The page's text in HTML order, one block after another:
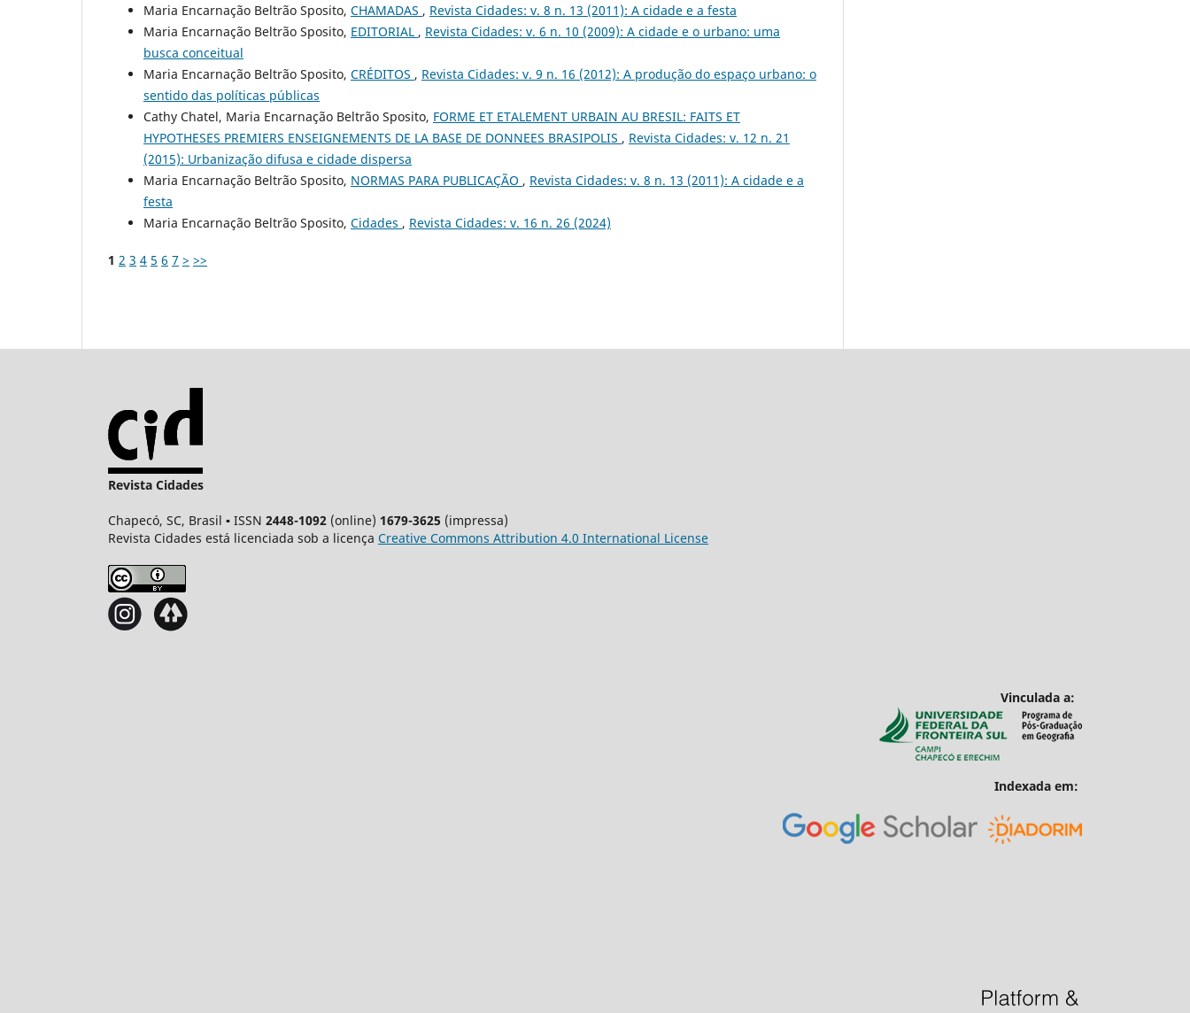
Maria Encarnação Beltrão Sposito, CHAMADAS , Revista Cidades: v. 8 n. 13 (2011): A cidade e a festa
Maria Encarnação Beltrão Sposito, EDITORIAL , Revista Cidades: v. 6 n. 10 (2009): A cidade e o urbano: uma
busca conceitual
Maria Encarnação Beltrão Sposito, CRÉDITOS , Revista Cidades: v. 9 n. 16 (2012): A produção do espaço urbano: o
sentido das políticas públicas
Cathy Chatel, Maria Encarnação Beltrão Sposito, FORME ET ETALEMENT URBAIN AU BRESIL: FAITS ET
HYPOTHESES PREMIERS ENSEIGNEMENTS DE LA BASE DE DONNEES BRASIPOLIS , Revista Cidades: v. 12 n. 21
(2015): Urbanização difusa e cidade dispersa
Maria Encarnação Beltrão Sposito, NORMAS PARA PUBLICAÇÃO , Revista Cidades: v. 8 n. 13 (2011): A cidade e a
festa
Maria Encarnação Beltrão Sposito, Cidades , Revista Cidades: v. 16 n. 26 (2024)
1 2 3 4 5 6 7 > >>
Revista Cidades
Chapecó, SC, Brasil ▪ ISSN 2448-1092 (online) 1679-3625 (impressa)
Revista Cidades está licenciada sob a licença Creative Commons Attribution 4.0 International License
Vinculada a:
Indexada em: